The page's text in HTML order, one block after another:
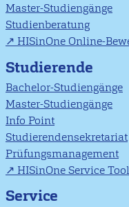
Master-Studiengänge
Studienberatung
HISinOne Online-
Studierende
Bachelor-Studiengänge
Master-Studiengänge
Info Point
Studierendensekretariat
Prüfungsmanagement
HISinOne Service Tool
Service